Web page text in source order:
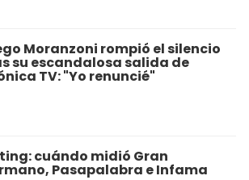
Moranzoni rompió el silencio
su escandalosa salida de
TV: "Yo renuncié"
cuándo midió Gran
Pasapalabra e Infama